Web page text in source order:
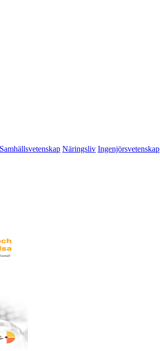
Samhällsvetenskap Näringsliv Ingenjörsvetenskap